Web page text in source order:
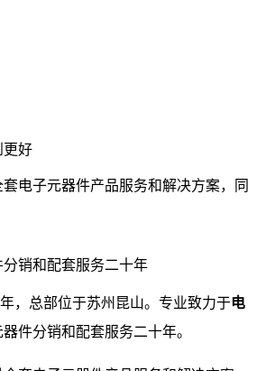
更好
电子元器件产品服务和解决方案，同
销和配套服务二十年
，总部位于苏州昆山。专业致力于电
件分销和配套服务二十年。